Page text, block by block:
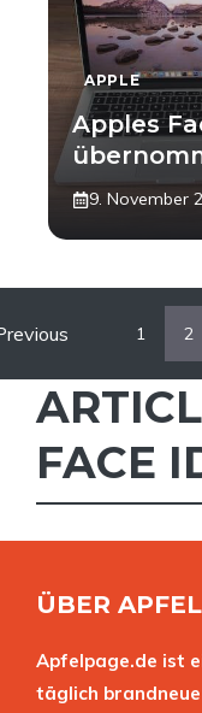
APPLE
Apples
9. November
1 2
FACE
ÜBER
Apfelpage.de ist
täglich